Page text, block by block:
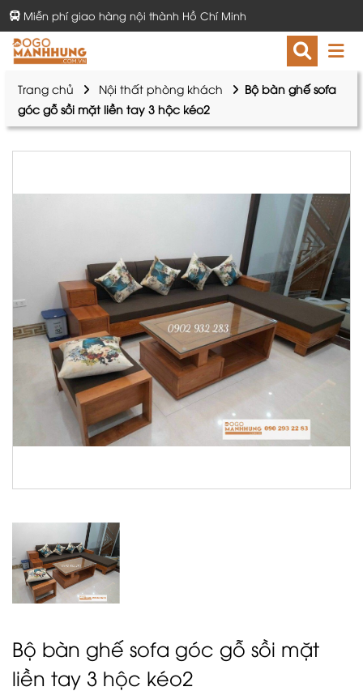
Miễn phí giao hàng nội thành Hồ Chí Minh
Trang chủ Nội thất phòng khách
Bộ bàn ghế sofa
góc gỗ sồi mặt liền tay 3 hộc kéo2
Bộ bàn ghế sofa góc gỗ sồi mặt
liền tay 3 hộc kéo2